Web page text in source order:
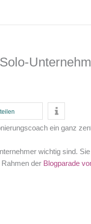
teilen
ein ganz
wichtig sind.
der Blogparade